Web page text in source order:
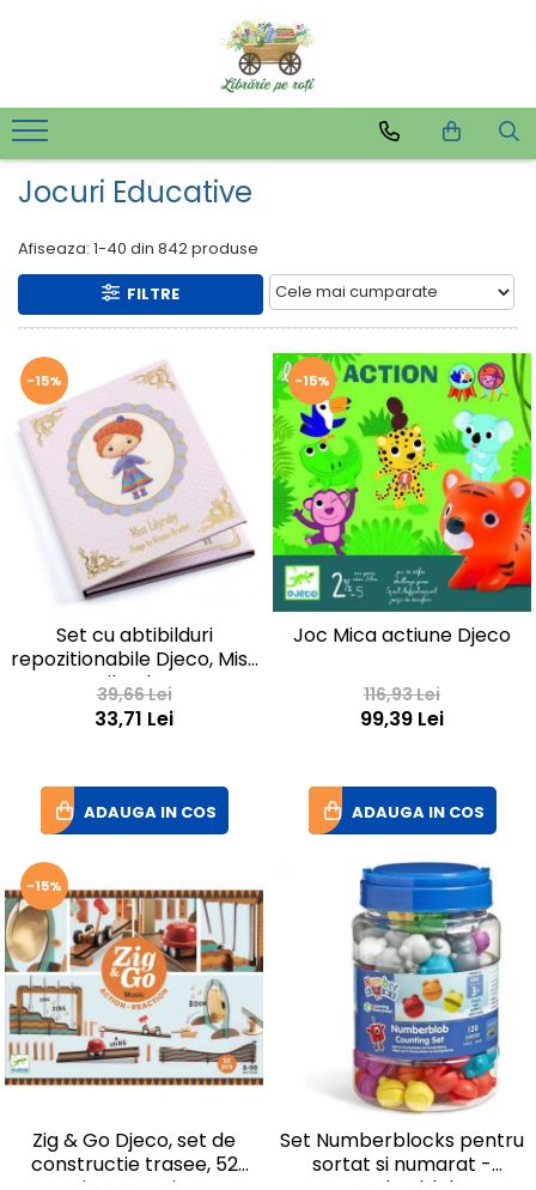
Jocuri Educative
Afiseaza: 1-40 din 842produse
FILTRE
-15%
Set cu abtibilduri
repozitionabile Djeco, Miss
Lilyruby
39,66 Lei
33,71 Lei
ADAUGA IN COS
-15%
Joc Mica actiune Djeco
116,93 Lei
99,39 Lei
ADAUGA IN COS
-15%
Zig & Go Djeco, set de
constructie trasee, 52
Set Numberblocks pentru
sortat si numarat -